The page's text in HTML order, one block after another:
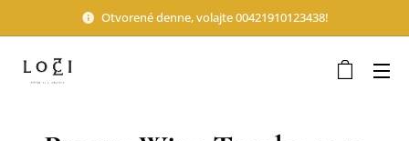
Otvorené denne, volajte 00421910123438!